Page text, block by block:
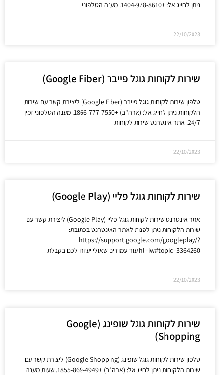
ניתן לחייג אל: +1404-978-8610. מענה הטלפוני
22/10/2023
שירות לקוחות גוגל פייבר (Google Fiber)
טלפון שירות לקוחות גוגל פייבר (Google Fiber) ליצירת קשר עם שירות
הלקוחות ניתן לחייג אל: (ארה"ב) +1866-777-7550. מענה הטלפוני זמין
24/7. אתר אינטרנט שירות לקוחות
22/10/2023
שירות לקוחות גוגל פליי (Google Play)
אתר אינטרנט שירות לקוחות גוגל פליי (Google Play) ליצירת קשר עם
שירות הלקוחות ניתן לפנות לאתר האינטרנט בכתובת:
https://support.google.com/googleplay/?
hl=iw#topic=3364260 עוד עמודים שאולי יעזרו לכם בקבלת
22/10/2023
שירות לקוחות גוגל שופינג (Google
Shopping)
טלפון שירות לקוחות גוגל שופינג (Google Shopping) ליצירת קשר עם
שירות הלקוחות ניתן לחייג אל: (ארה"ב) +1855-869-4949. שעות מענה